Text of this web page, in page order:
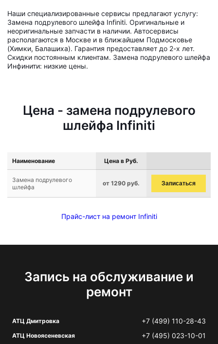
Наши специализированные сервисы предлагают услугу:
Замена подрулевого шлейфа Infiniti. Оригинальные и
неоригинальные запчасти в наличии. Автосервисы
располагаются в Москве и в ближайшем Подмосковье
(Химки, Балашиха). Гарантия предоставляет до 2-х лет.
Скидки постоянным клиентам. Замена подрулевого шлейфа
Инфинити: низкие цены.
Цена - замена подрулевого
шлейфа Infiniti
Наименование Цена в Руб.
Замена подрулевого
шлейфа
от 1290 руб. Записаться
Прайс-лист на ремонт Infiniti
Запись на обслуживание и
ремонт
АТЦ Дмитровка +7 (499) 110-28-43
АТЦ Новоясеневская +7 (495) 023-10-01